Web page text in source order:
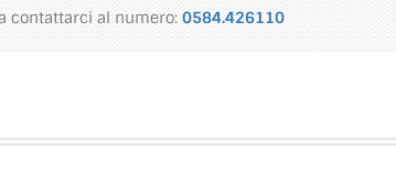
contattarci al numero: 0584.426110